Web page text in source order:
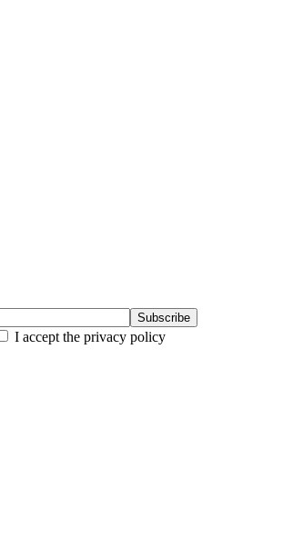
I accept the privacy policy